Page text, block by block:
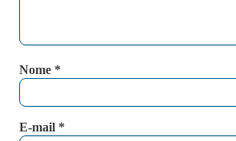
Nome *
E-mail *